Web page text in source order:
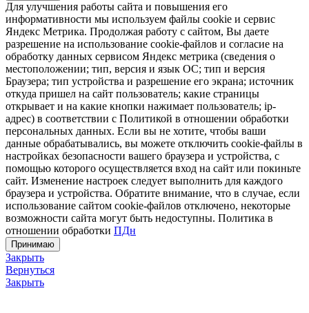
Для улучшения работы сайта и повышения его
информативности мы используем файлы cookie и сервис
Яндекс Метрика. Продолжая работу с сайтом, Вы даете
разрешение на использование cookie-файлов и согласие на
обработку данных сервисом Яндекс метрика (сведения о
местоположении; тип, версия и язык ОС; тип и версия
Браузера; тип устройства и разрешение его экрана; источник
откуда пришел на сайт пользователь; какие страницы
открывает и на какие кнопки нажимает пользователь; ip-
адрес) в соответствии с Политикой в отношении обработки
персональных данных. Если вы не хотите, чтобы ваши
данные обрабатывались, вы можете отключить cookie-файлы в
настройках безопасности вашего браузера и устройства, с
помощью которого осуществляется вход на сайт или покиньте
сайт. Изменение настроек следует выполнить для каждого
браузера и устройства. Обратите внимание, что в случае, если
использование сайтом cookie-файлов отключено, некоторые
возможности сайта могут быть недоступны. Политика в
отношении обработки ПДн
Принимаю
Закрыть
Вернуться
Закрыть